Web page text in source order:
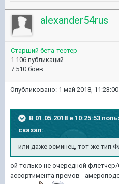
alexander54rus
Старший бета-тестер
1 106 публикаций
7 510 боёв
Опубликовано: 1 май 2018, 11:23:00
В 01.05.2018 в 10:25:53
сказал:
или даже эсминец, тот же тип
ой только не очередной
ассортимента премов -